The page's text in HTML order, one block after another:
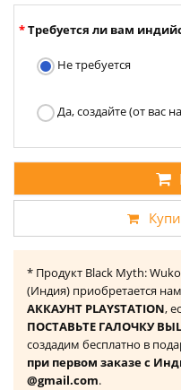
Требуется ли вам
Не требуется
Да, создайте (от вас
* Продукт Black Myth:
(Индия) приобретается
АККАУНТ PLAYSTATION,
ПОСТАВЬТЕ ГАЛОЧКУ
создадим бесплатно в
при первом заказе с
@gmail.com.